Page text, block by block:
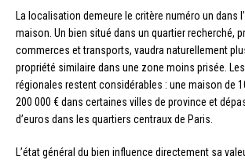
La localisation demeure le critère numéro un dans
maison. Un bien situé dans un quartier recherché,
commerces et transports, vaudra naturellement
propriété similaire dans une zone moins prisée.
régionales restent considérables : une maison de
200 000 € dans certaines villes de province et
d’euros dans les quartiers centraux de Paris.
L’état général du bien influence directement sa